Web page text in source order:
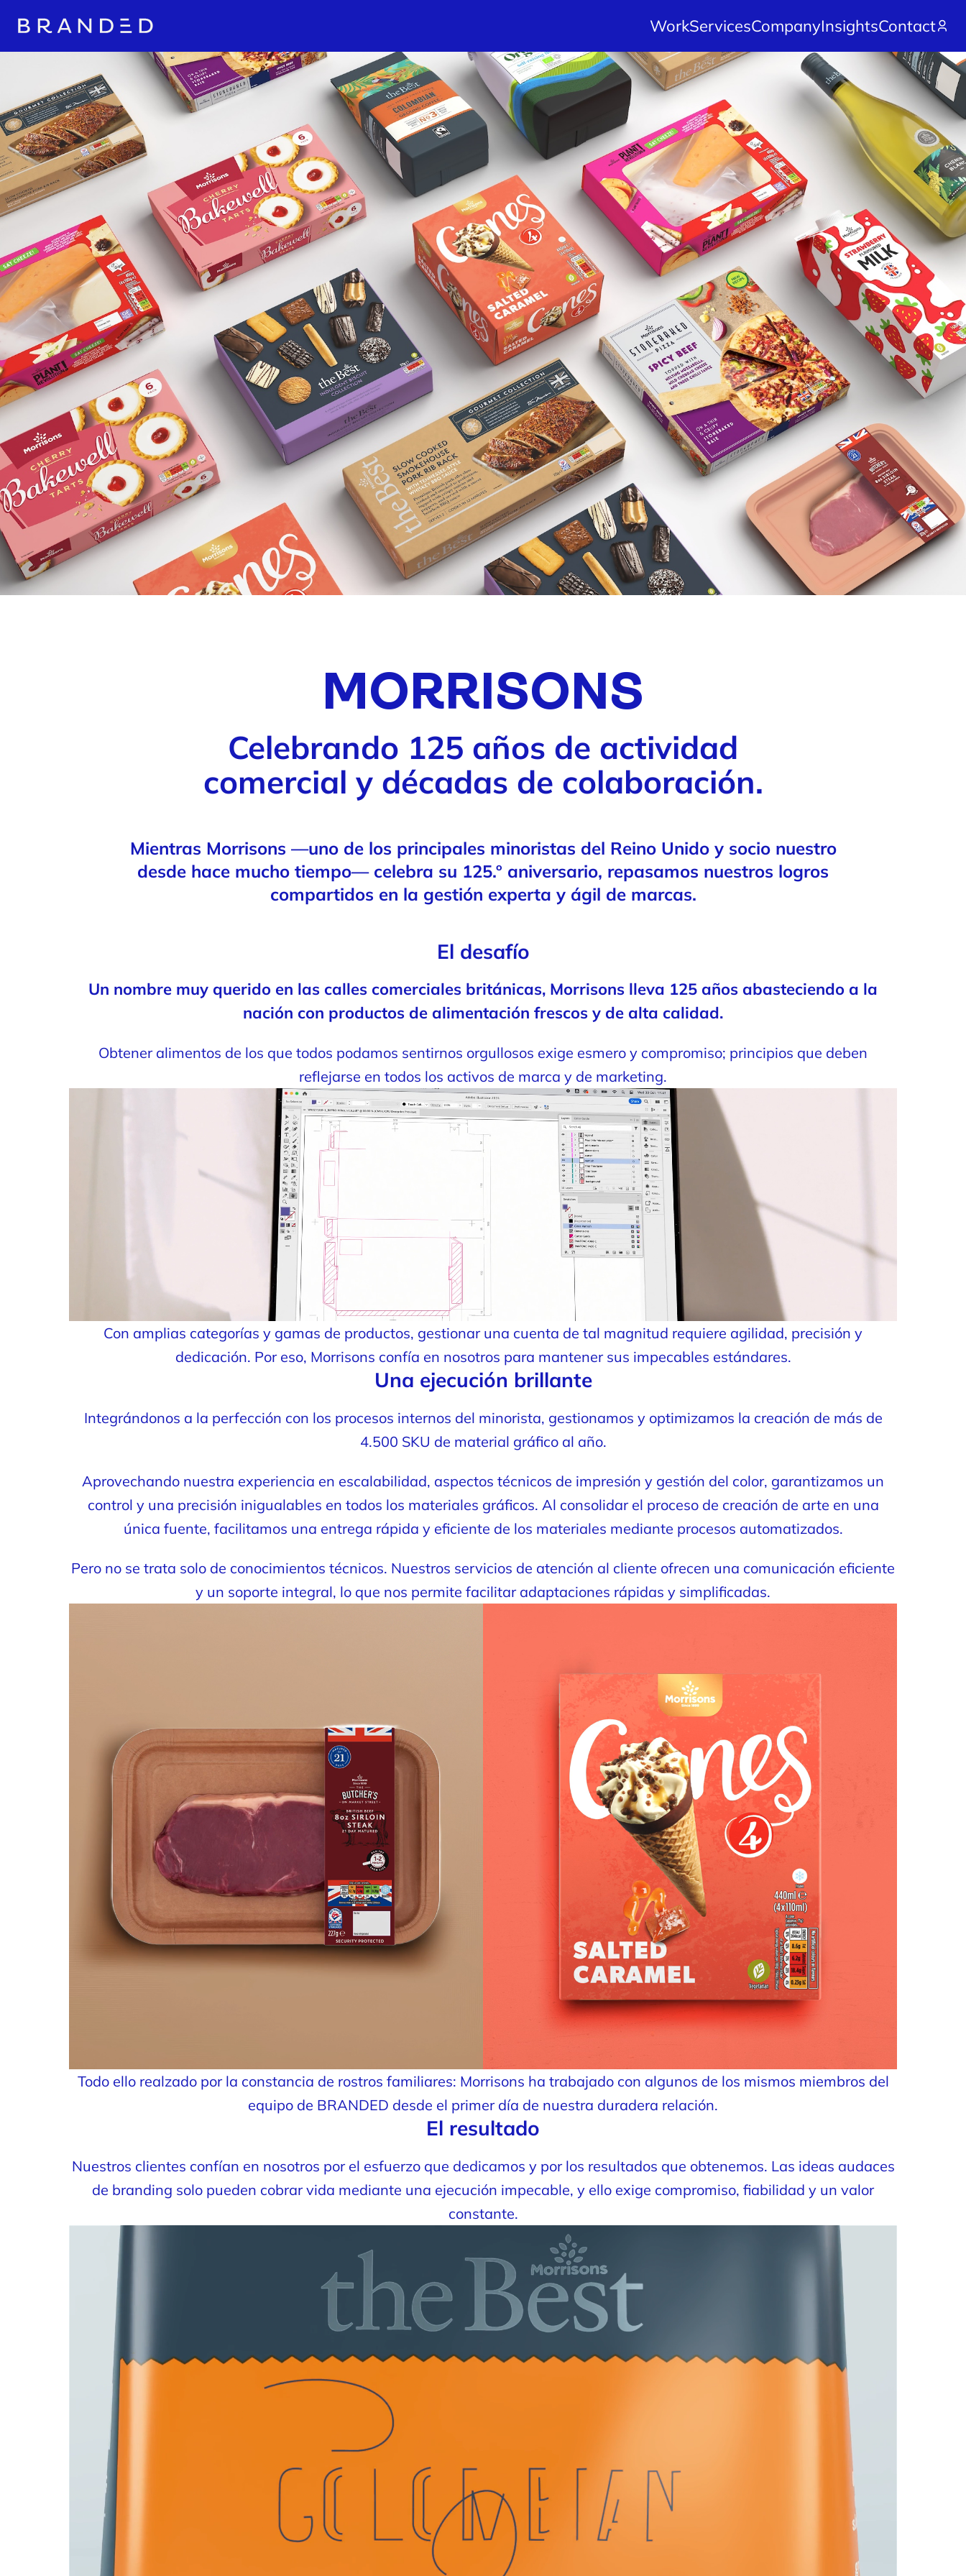
WorkServicesCompanyInsightsContact
MORRISONS
Celebrando 125 años de actividad
comercial y décadas de colaboración.
Mientras Morrisons —uno de los principales minoristas del Reino Unido y socio nuestro
desde hace mucho tiempo— celebra su 125.º aniversario, repasamos nuestros logros
compartidos en la gestión experta y ágil de marcas.
El desafío
Un nombre muy querido en las calles comerciales británicas, Morrisons lleva 125 años abasteciendo a la
nación con productos de alimentación frescos y de alta calidad.
Obtener alimentos de los que todos podamos sentirnos orgullosos exige esmero y compromiso; principios que deben
reflejarse en todos los activos de marca y de marketing.
Con amplias categorías y gamas de productos, gestionar una cuenta de tal magnitud requiere agilidad, precisión y
dedicación. Por eso, Morrisons confía en nosotros para mantener sus impecables estándares.
Una ejecución brillante
Integrándonos a la perfección con los procesos internos del minorista, gestionamos y optimizamos la creación de más de
4.500 SKU de material gráfico al año.
Aprovechando nuestra experiencia en escalabilidad, aspectos técnicos de impresión y gestión del color, garantizamos un
control y una precisión inigualables en todos los materiales gráficos. Al consolidar el proceso de creación de arte en una
única fuente, facilitamos una entrega rápida y eficiente de los materiales mediante procesos automatizados.
Pero no se trata solo de conocimientos técnicos. Nuestros servicios de atención al cliente ofrecen una comunicación eficiente
y un soporte integral, lo que nos permite facilitar adaptaciones rápidas y simplificadas.
Todo ello realzado por la constancia de rostros familiares: Morrisons ha trabajado con algunos de los mismos miembros del
equipo de BRANDED desde el primer día de nuestra duradera relación.
El resultado
Nuestros clientes confían en nosotros por el esfuerzo que dedicamos y por los resultados que obtenemos. Las ideas audaces
de branding solo pueden cobrar vida mediante una ejecución impecable, y ello exige compromiso, fiabilidad y un valor
constante.